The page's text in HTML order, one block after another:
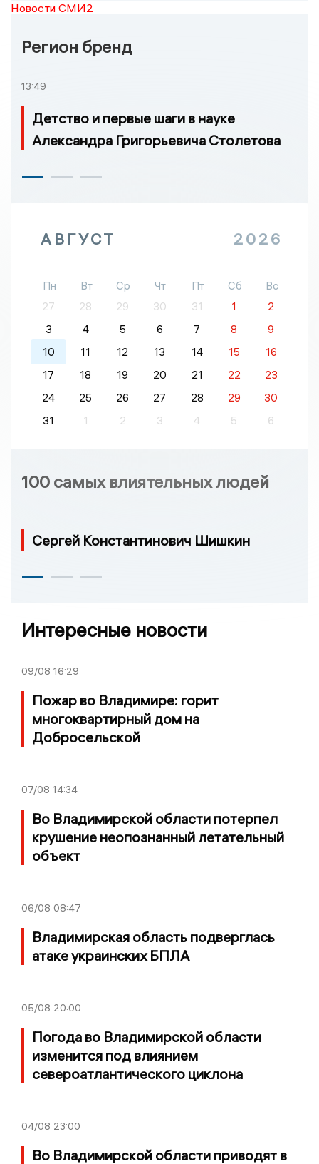
Новости СМИ2
Регион бренд
13:49
Детство и первые шаги в науке
Александра Григорьевича Столетова
АВГУСТ 2026
Пн Вт Ср Чт Пт Сб
Вс
27
28 29 30 31 1
2
3
4 5 6 7 8
9
10
11 12 13 14 15
16
17
18 19 20 21 22
23
24
25 26 27 28 29
30
31
1 2 3 4 5 6
100 самых влиятельных людей
Сергей Константинович Шишкин
Интересные новости
09/08 16:29
Пожар во Владимире: горит
многоквартирный дом на
Добросельской
07/08 14:34
Во Владимирской области потерпел
крушение неопознанный летательный
объект
06/08 08:47
Владимирская область подверглась
атаке украинских БПЛА
05/08 20:00
Погода во Владимирской области
изменится под влиянием
североатлантического циклона
04/08 23:00
Во Владимирской области приводят в